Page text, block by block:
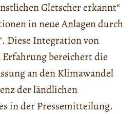
Gletscher erkannt“
in neue Anlagen durch
Diese Integration von
bereichert die
an den Klimawandel
der ländlichen
in der Pressemitteilung.